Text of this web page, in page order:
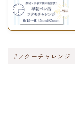
#フクモチャレンジ